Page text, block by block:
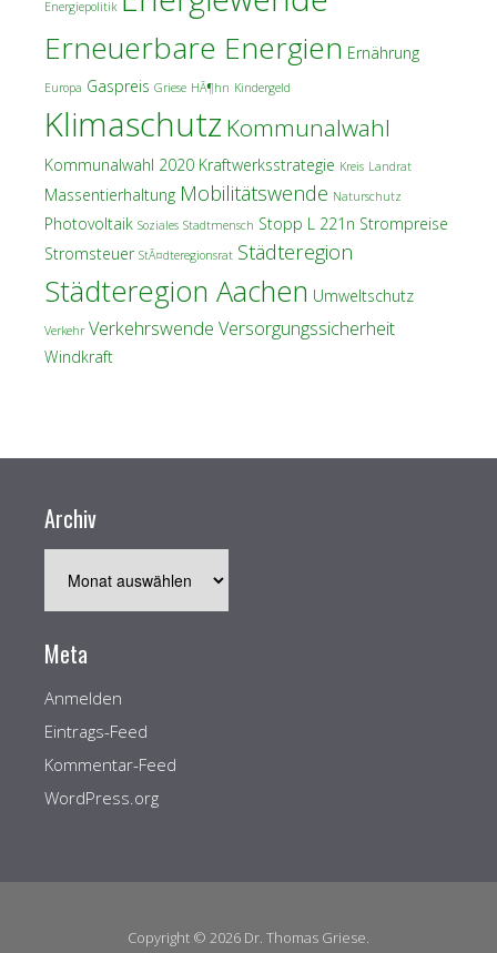
Energiepolitik
Erneuerbare Energien Ernährung
Europa Gaspreis Griese HÃ¶hn Kindergeld
Klimaschutz Kommunalwahl
Kommunalwahl 2020 Kraftwerksstrategie Kreis Landrat
Massentierhaltung Mobilitätswende Naturschutz
Photovoltaik Soziales Stadtmensch Stopp L 221n Strompreise
Stromsteuer StÃ¤dteregionsrat Städteregion
Städteregion Aachen Umweltschutz
Verkehr Verkehrswende Versorgungssicherheit
Windkraft
Archiv
Meta
Anmelden
Eintrags-Feed
Kommentar-Feed
WordPress.org
Copyright © 2026 Dr. Thomas Griese.